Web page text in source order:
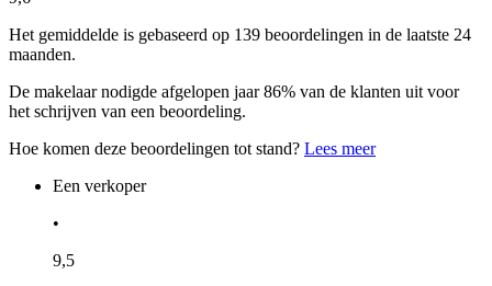
Het gemiddelde is gebaseerd op 139 beoordelingen in de laatste 24
maanden.
De makelaar nodigde afgelopen jaar 86% van de klanten uit voor
het schrijven van een beoordeling.
Hoe komen deze beoordelingen tot stand? Lees meer
Een verkoper
•
9,5